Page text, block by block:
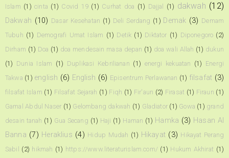
Islam (1) cinta (1) Covid 19 (1) Curhat doa (1) Dajjal (1) dakwah (12)
Dakwah (10) Dasar Kesehatan (1) Deli Serdang (1) Demak (3) Demam
Tubuh (1) Demografi Umat Islam (1) Detik (1) Diktator (1) Diponegoro (2)
Dirham (1) Doa (1) doa mendesain masa depan (1) doa wali Allah (1) dukun
(1) Dunia Islam (1) Duplikasi Kebrilianan (1) energi kekuatan (1) Energi
Takwa (1) english (6) English (6) Episentrum Perlawanan (1) filsafat (3)
filsafat Islam (1) Filsafat Sejarah (1) Fiqh (1) Fir'aun (2) Firasat (1) Firaun (1)
Gamal Abdul Naser (1) Gelombang dakwah (1) Gladiator (1) Gowa (1) grand
desain tanah (1) Gua Secang (1) Haji (1) Haman (1) Hamka (3) Hasan Al
Banna (7) Heraklius (4) Hidup Mudah (1) Hikayat (3) Hikayat Perang
Sabil (2) hikmah (1) https://www.literaturislam.com/ (1) Hukum Akhirat (1)